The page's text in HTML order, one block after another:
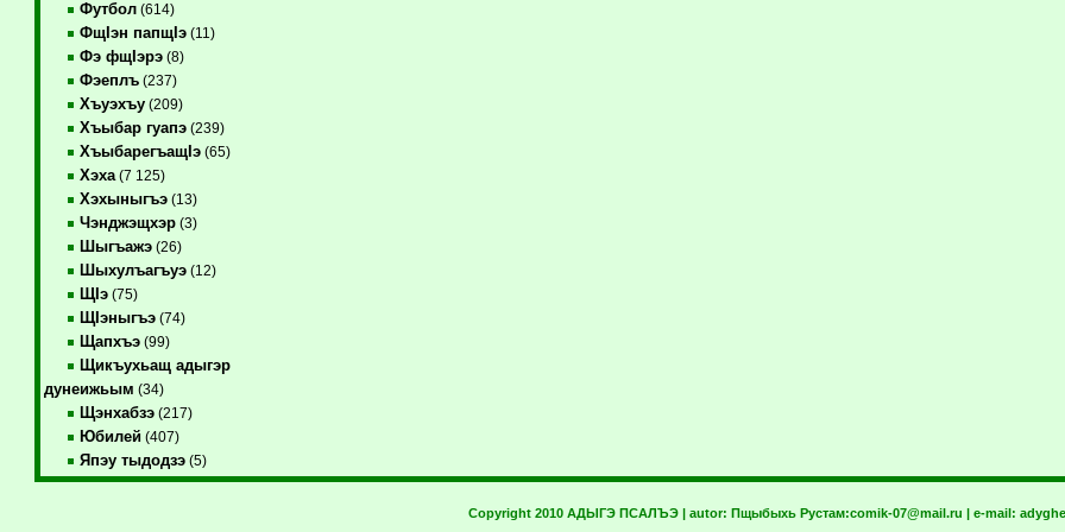
Футбол(614)
ФщIэн папщIэ(11)
Фэ фщIэрэ(8)
Фэеплъ(237)
Хъуэхъу(209)
Хъыбар гуапэ(239)
ХъыбарегъащIэ(65)
Хэха(7 125)
Хэхыныгъэ(13)
Чэнджэщхэр(3)
Шыгъажэ(26)
Шыхулъагъуэ(12)
ЩIэ(75)
ЩIэныгъэ(74)
Щапхъэ(99)
Щикъухьащ адыгэр
дунеижьым (34)
Щэнхабзэ(217)
Юбилей(407)
Япэу тыдодзэ(5)
Copyright 2010 АДЫГЭ ПСАЛЪЭ | autor: Пщыбыхь Рустам:comik-07@mail.ru | e-mail: